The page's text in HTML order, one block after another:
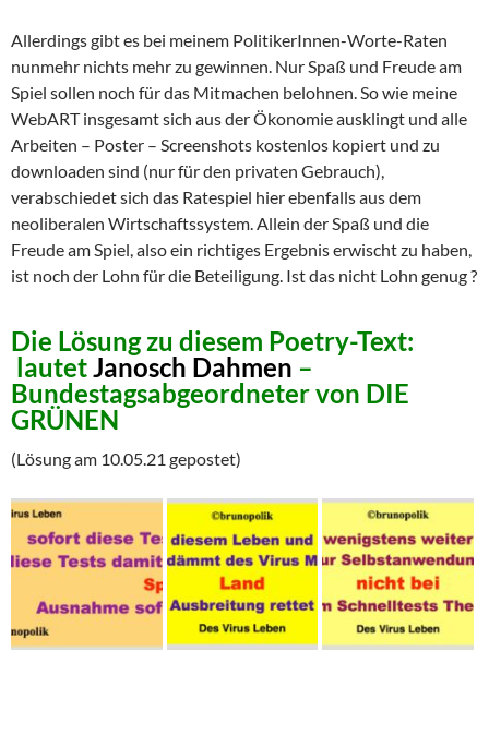
Allerdings gibt es bei meinem PolitikerInnen-Worte-Raten
nunmehr nichts mehr zu gewinnen. Nur Spaß und Freude am
Spiel sollen noch für das Mitmachen belohnen. So wie meine
WebART insgesamt sich aus der Ökonomie ausklingt und alle
Arbeiten – Poster – Screenshots kostenlos kopiert und zu
downloaden sind (nur für den privaten Gebrauch),
verabschiedet sich das Ratespiel hier ebenfalls aus dem
neoliberalen Wirtschaftssystem. Allein der Spaß und die
Freude am Spiel, also ein richtiges Ergebnis erwischt zu haben,
ist noch der Lohn für die Beteiligung. Ist das nicht Lohn genug ?
Die Lösung zu diesem Poetry-Text:
lautetJanosch Dahmen –
Bundestagsabgeordneter von DIE
GRÜNEN
(Lösung am 10.05.21 gepostet)